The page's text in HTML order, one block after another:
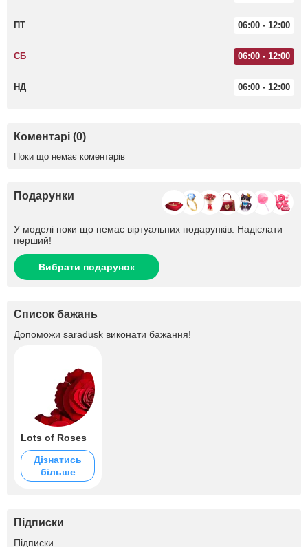
ПТ 06:00 - 12:00
СБ 06:00 - 12:00
НД 06:00 - 12:00
Коментарі (0)
Поки що немає коментарів
Подарунки
У моделі поки що немає віртуальних подарунків. Надіслати
перший!
Вибрати подарунок
Список бажань
Допоможи saradusk виконати бажання!
Lots of Roses
Дізнатись
більше
Підписки
Підписки